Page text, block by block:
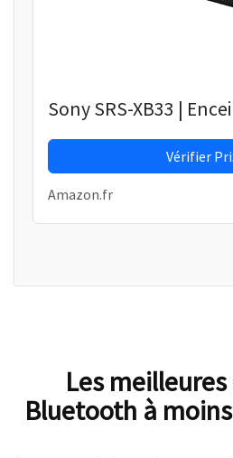
Sony SRS-XB33 |
Vérifier
Amazon.fr
Les
Bluetooth à